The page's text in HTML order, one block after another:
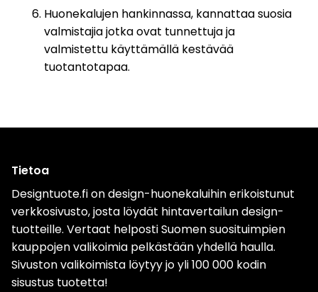
Huonekalujen hankinnassa, kannattaa suosia
valmistajia jotka ovat tunnettuja ja
valmistettu käyttämällä kestävää
tuotantotapaa.
Tietoa
Designtuote.fi on design-huonekaluihin erikoistunut
verkkosivusto, josta löydät hintavertailun design-
tuotteille. Vertaat helposti Suomen suosituimpien
kauppojen valikoimia pelkästään yhdellä haulla.
Sivuston valikoimista löytyy jo yli 100 000 kodin
sisustus tuotetta!